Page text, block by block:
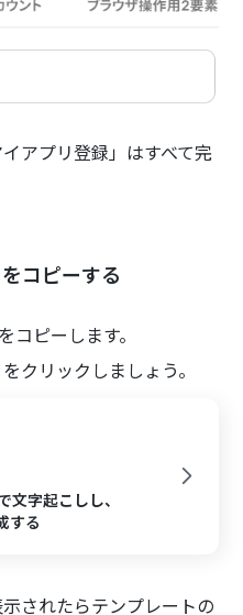
アプリ登録」はすべて完
コピーする
ピーします。
クリックしましょう。
字起こしし、
する
されたらテンプレートの